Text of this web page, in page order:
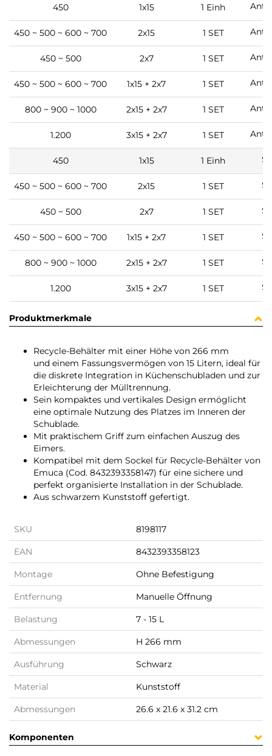
450 1x15 1 Einh
450 ~ 500 ~ 600 ~ 700 2x15 1 SET
450 ~ 500 2x7 1 SET
450 ~ 500 ~ 600 ~ 700 1x15 + 2x7 1 SET
800 ~ 900 ~ 1000 2x15 + 2x7 1 SET
1.200 3x15 + 2x7 1 SET
450 1x15 1 Einh
450 ~ 500 ~ 600 ~ 700 2x15 1 SET
450 ~ 500 2x7 1 SET
450 ~ 500 ~ 600 ~ 700 1x15 + 2x7 1 SET
800 ~ 900 ~ 1000 2x15 + 2x7 1 SET
1.200 3x15 + 2x7 1 SET
Produktmerkmale
Recycle-Behälter mit einer Höhe von 266 mm
und einem Fassungsvermögen von 15 Litern, ideal für
die diskrete Integration in Küchenschubladen und zur
Erleichterung der Mülltrennung.
Sein kompaktes und vertikales Design ermöglicht
eine optimale Nutzung des Platzes im Inneren der
Schublade.
Mit praktischem Griff zum einfachen Auszug des
Eimers.
Kompatibel mit dem Sockel für Recycle-Behälter von
Emuca (Cod. 8432393358147) für eine sichere und
perfekt organisierte Installation in der Schublade.
Aus schwarzem Kunststoff gefertigt.
SKU 8198117
EAN 8432393358123
Montage Ohne Befestigung
Entfernung Manuelle Öffnung
Belastung 7 - 15 L
Abmessungen H 266 mm
Ausführung Schwarz
Material Kunststoff
Abmessungen 26.6 x 21.6 x 31.2 cm
Komponenten